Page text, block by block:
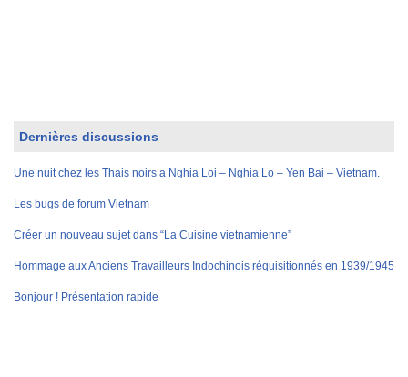
Dernières discussions
Une nuit chez les Thais noirs a Nghia Loi – Nghia Lo – Yen Bai – Vietnam.
Les bugs de forum Vietnam
Créer un nouveau sujet dans “La Cuisine vietnamienne”
Hommage aux Anciens Travailleurs Indochinois réquisitionnés en 1939/1945
Bonjour ! Présentation rapide